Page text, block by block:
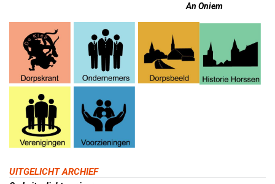
An Oniem
UITGELICHT ARCHIEF